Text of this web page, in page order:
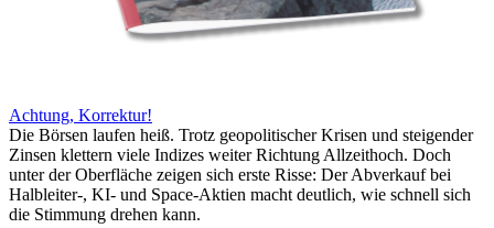
Achtung, Korrektur!
Die Börsen laufen heiß. Trotz geopolitischer Krisen und steigender
Zinsen klettern viele Indizes weiter Richtung Allzeithoch. Doch
unter der Oberfläche zeigen sich erste Risse: Der Abverkauf bei
Halbleiter-, KI- und Space-Aktien macht deutlich, wie schnell sich
die Stimmung drehen kann.